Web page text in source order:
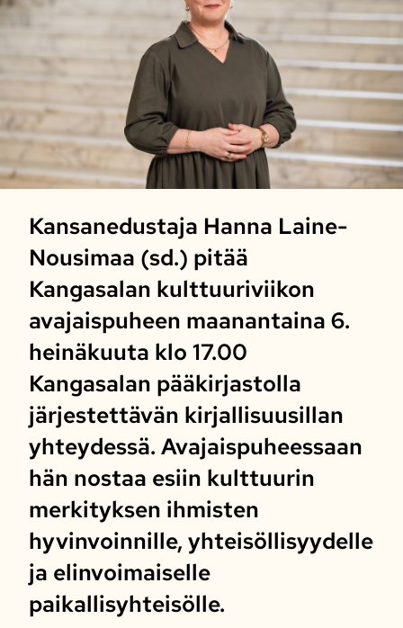
Kansanedustaja Hanna Laine-
Nousimaa (sd.) pitää
Kangasalan kulttuuriviikon
avajaispuheen maanantaina 6.
heinäkuuta klo 17.00
Kangasalan pääkirjastolla
järjestettävän kirjallisuusillan
yhteydessä. Avajaispuheessaan
hän nostaa esiin kulttuurin
merkityksen ihmisten
hyvinvoinnille, yhteisöllisyydelle
ja elinvoimaiselle
paikallisyhteisölle.